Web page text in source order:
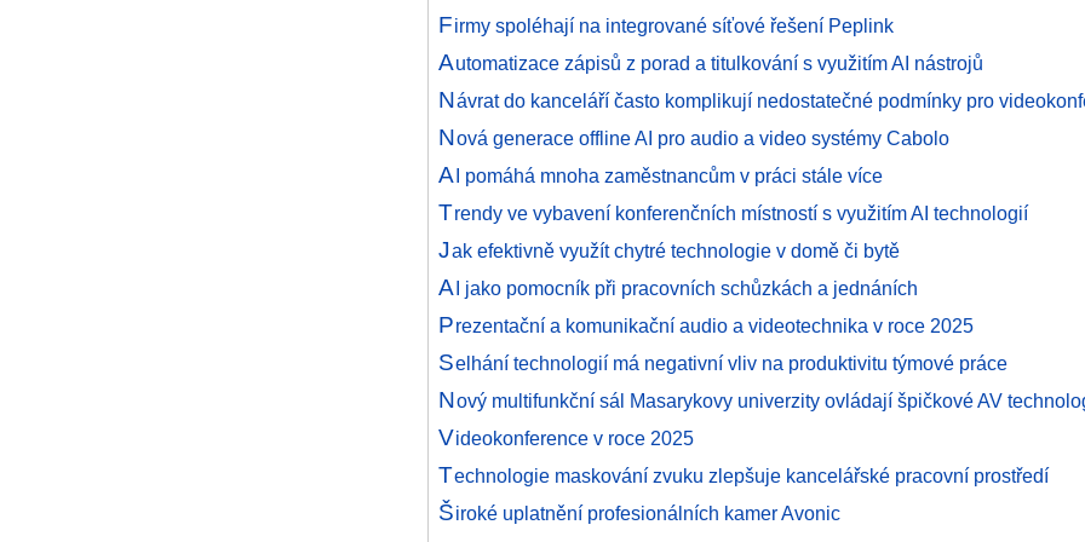
Firmy spoléhají na integrované síťové řešení Peplink
Automatizace zápisů z porad a titulkování s využitím AI nástrojů
Návrat do kanceláří často komplikují nedostatečné podmínky pro
Nová generace offline AI pro audio a video systémy Cabolo
AI pomáhá mnoha zaměstnancům v práci stále více
Trendy ve vybavení konferenčních místností s využitím AI technologií
Jak efektivně využít chytré technologie v domě či bytě
AI jako pomocník při pracovních schůzkách a jednáních
Prezentační a komunikační audio a videotechnika v roce 2025
Selhání technologií má negativní vliv na produktivitu týmové práce
Nový multifunkční sál Masarykovy univerzity ovládají špičkové AV
Videokonference v roce 2025
Technologie maskování zvuku zlepšuje kancelářské pracovní prostředí
Široké uplatnění profesionálních kamer Avonic